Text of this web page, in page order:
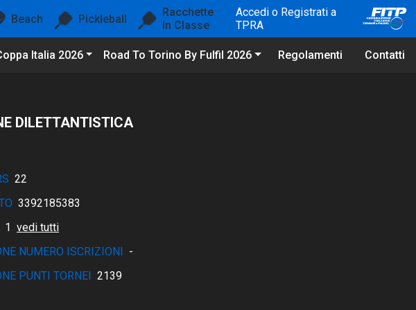
Beach Pickleball
Racchette
In Classe
Accedi o Registrati a
TPRA
Italia 2026 Road To Torino By Fulfil 2026 Regolamenti Contatti
DILETTANTISTICA
22
3392185383
1 vedi tutti
NUMERO ISCRIZIONI -
PUNTI TORNEI 2139